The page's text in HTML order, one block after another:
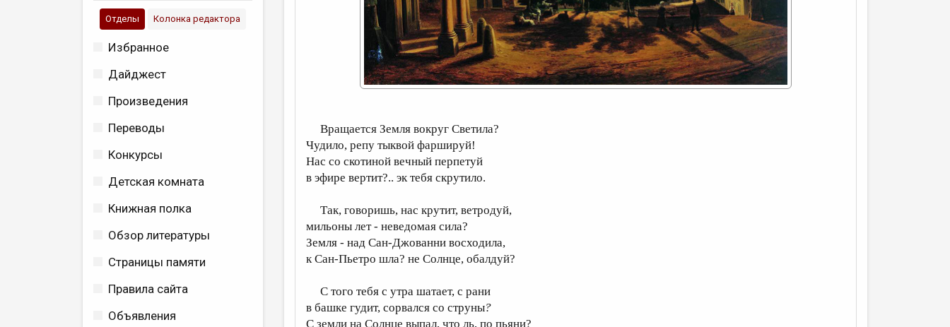
Отделы Колонка редактора
Избранное
Дайджест
Произведения
Переводы
Конкурсы
Детская комната
Книжная полка
Обзор литературы
Страницы памяти
Правила сайта
Объявления
Вращается Земля вокруг Светила?
Чудило, репу тыквой фаршируй!
Нас со скотиной вечный перпетуй
в эфире вертит?.. эк тебя скрутило.
Так, говоришь, нас крутит, ветродуй,
мильоны лет - неведомая сила?
Земля - над Сан-Джованни восходила,
к Сан-Пьетро шла? не Солнце, обалдуй?
С того тебя с утра шатает, с рани
в башке гудит, сорвался со струны?
С земли на Солнце выпал, что ль, по пьяни?